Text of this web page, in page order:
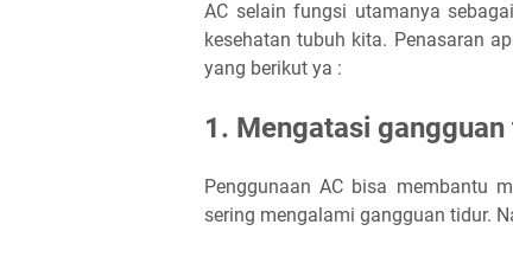
AC selain fungsi utamanya
kesehatan tubuh kita. Penasaran
yang berikut ya :
1. Mengatasi
Penggunaan AC bisa membantu
sering mengalami gangguan tidur.